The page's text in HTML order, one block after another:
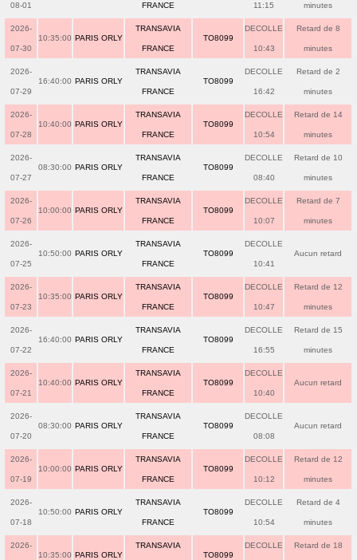
08-01 FRANCE 11:15 minutes
2026-
07-30
10:35:00 PARIS ORLY
TRANSAVIA
FRANCE
TO8099
DECOLLE
10:43
Retard de 8
minutes
2026-
07-29
16:40:00 PARIS ORLY
TRANSAVIA
FRANCE
TO8099
DECOLLE
16:42
Retard de 2
minutes
2026-
07-28
10:40:00 PARIS ORLY
TRANSAVIA
FRANCE
TO8099
DECOLLE
10:54
Retard de 14
minutes
2026-
07-27
08:30:00 PARIS ORLY
TRANSAVIA
FRANCE
TO8099
DECOLLE
08:40
Retard de 10
minutes
2026-
07-26
10:00:00 PARIS ORLY
TRANSAVIA
FRANCE
TO8099
DECOLLE
10:07
Retard de 7
minutes
2026-
07-25
10:50:00 PARIS ORLY
TRANSAVIA
FRANCE
TO8099
DECOLLE
10:41
Aucun retard
2026-
07-23
10:35:00 PARIS ORLY
TRANSAVIA
FRANCE
TO8099
DECOLLE
10:47
Retard de 12
minutes
2026-
07-22
16:40:00 PARIS ORLY
TRANSAVIA
FRANCE
TO8099
DECOLLE
16:55
Retard de 15
minutes
2026-
07-21
10:40:00 PARIS ORLY
TRANSAVIA
FRANCE
TO8099
DECOLLE
10:40
Aucun retard
2026-
07-20
08:30:00 PARIS ORLY
TRANSAVIA
FRANCE
TO8099
DECOLLE
08:08
Aucun retard
2026-
07-19
10:00:00 PARIS ORLY
TRANSAVIA
FRANCE
TO8099
DECOLLE
10:12
Retard de 12
minutes
2026-
07-18
10:50:00 PARIS ORLY
TRANSAVIA
FRANCE
TO8099
DECOLLE
10:54
Retard de 4
minutes
2026-
10:35:00 PARIS ORLY
TRANSAVIA
TO8099
DECOLLE Retard de 18